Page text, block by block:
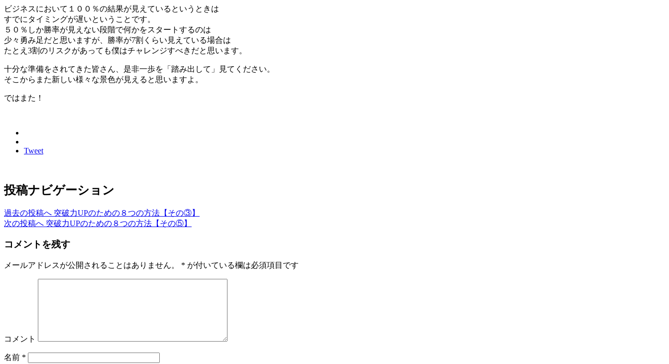
ビジネスにおいて１００％の結果が見えているというときは
すでにタイミングが遅いということです。
５０％しか勝率が見えない段階で何かをスタートするのは
少々勇み足だと思いますが、勝率が7割くらい見えている場合は
たとえ3割のリスクがあっても僕はチャレンジすべきだと思います。
十分な準備をされてきた皆さん、是非一歩を「踏み出して」見てください。
そこからまた新しい様々な景色が見えると思いますよ。
ではまた！
Tweet
投稿ナビゲーション
過去の投稿へ 突破力UPのための８つの方法【その③】
次の投稿へ 突破力UPのための８つの方法【その⑤】
コメントを残す
メールアドレスが公開されることはありません。 * が付いている欄は必須項目です
コメント
名前 *